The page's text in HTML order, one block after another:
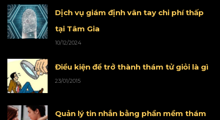
Dịch vụ giám định vân tay chi phí thấp
tại Tâm Gia
10/12/2024
Điều kiện để trở thành thám tử giỏi là gì
23/01/2015
Quản lý tin nhắn bằng phần mềm thám